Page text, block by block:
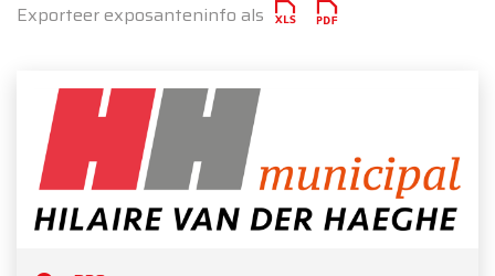
Exporteer exposanteninfo als